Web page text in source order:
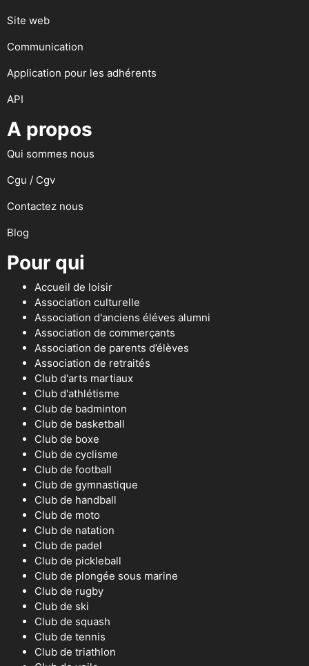
Site web
Communication
Application pour les adhérents
API
A propos
Qui sommes nous
Cgu / Cgv
Contactez nous
Blog
Pour qui
Accueil de loisir
Association culturelle
Association d'anciens éléves alumni
Association de commerçants
Association de parents d’élèves
Association de retraités
Club d'arts martiaux
Club d'athlétisme
Club de badminton
Club de basketball
Club de boxe
Club de cyclisme
Club de football
Club de gymnastique
Club de handball
Club de moto
Club de natation
Club de padel
Club de pickleball
Club de plongée sous marine
Club de rugby
Club de ski
Club de squash
Club de tennis
Club de triathlon